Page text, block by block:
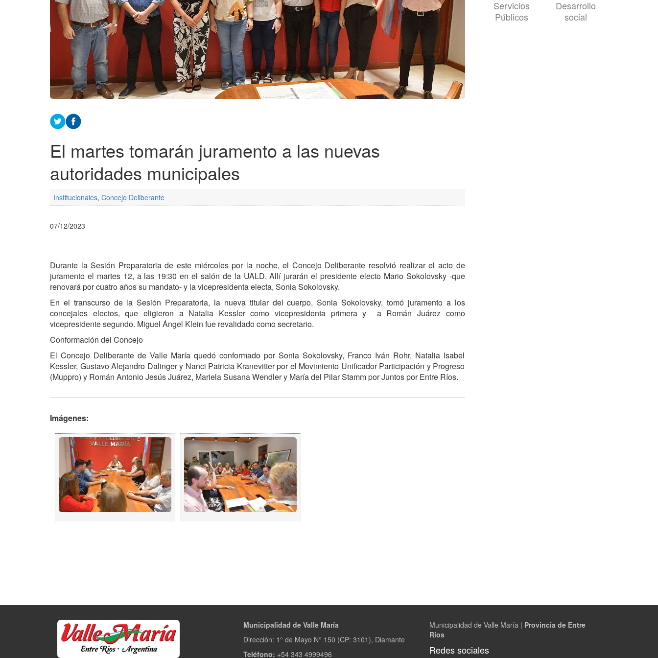
El martes tomarán juramento a las nuevas
autoridades municipales
Institucionales, Concejo Deliberante
07/12/2023
Durante la Sesión Preparatoria de este miércoles por la noche, el Concejo Deliberante resolvió realizar el acto de
juramento el martes 12, a las 19:30 en el salón de la UALD. Allí jurarán el presidente electo Mario Sokolovsky -que
renovará por cuatro años su mandato- y la vicepresidenta electa, Sonia Sokolovsky.
En el transcurso de la Sesión Preparatoria, la nueva titular del cuerpo, Sonia Sokolovsky, tomó juramento a los
concejales electos, que eligieron a Natalia Kessler como vicepresidenta primera y a Román Juárez como
vicepresidente segundo. Miguel Ángel Klein fue revalidado como secretario.
Conformación del Concejo
El Concejo Deliberante de Valle María quedó conformado por Sonia Sokolovsky, Franco Iván Rohr, Natalia Isabel
Kessler, Gustavo Alejandro Dalinger y Nanci Patricia Kranevitter por el Movimiento Unificador Participación y Progreso
(Muppro) y Román Antonio Jesús Juárez, Mariela Susana Wendler y María del Pilar Stamm por Juntos por Entre Ríos.
Imágenes:
Servicios
Públicos
Desarrollo
social
Municipalidad de Valle María
Dirección: 1° de Mayo N° 150 (CP: 3101), Diamante
Teléfono: +54 343 4999496
Municipalidad de Valle María | Provincia de Entre
Ríos
Redes sociales